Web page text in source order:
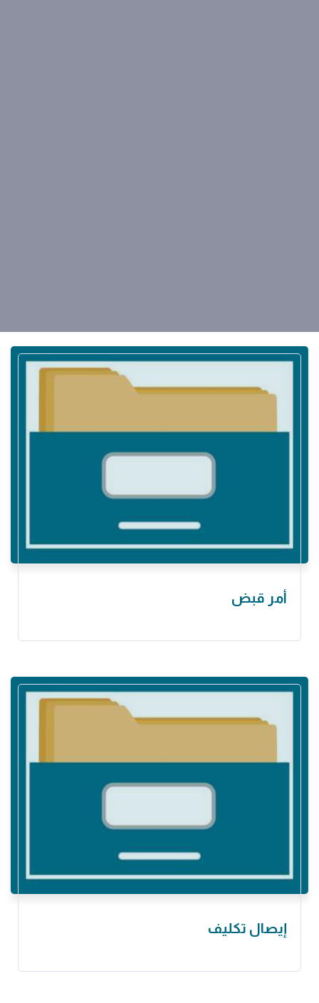
أمر قبض ‏
إيصال تكليف